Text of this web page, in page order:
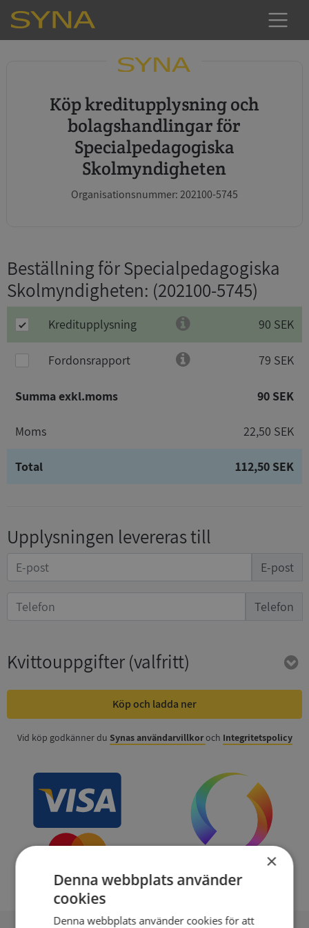
Köp kreditupplysning och
bolagshandlingar för
Specialpedagogiska
Skolmyndigheten
Organisationsnummer: 202100-5745
Beställning för Specialpedagogiska
Skolmyndigheten: (202100-5745)
Kreditupplysning 90 SEK
Fordonsrapport 79 SEK
Summa exkl.moms 90 SEK
Moms 22,50 SEK
Total 112,50 SEK
Upplysningen levereras till
E-post
Telefon
Kvittouppgifter(valfritt)
Köp och ladda ner
Vid köp godkänner du Synas användarvillkoroch Integritetspolicy
×
Denna webbplats använder
cookies
Denna webbplats använder cookies för att